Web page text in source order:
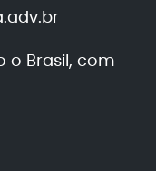
Brasil, com